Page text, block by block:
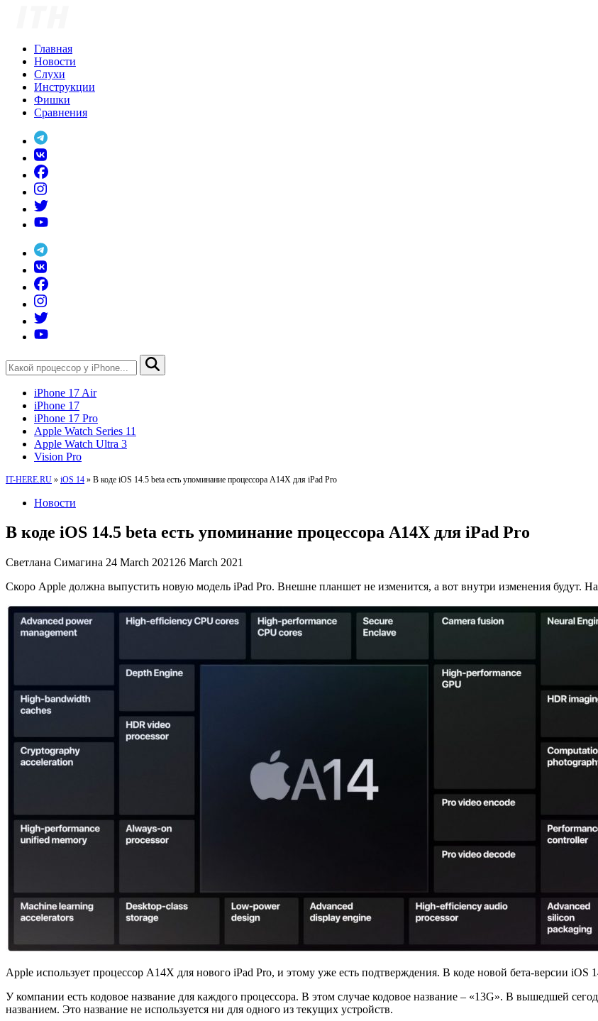
Главная
Новости
Слухи
Инструкции
Фишки
Сравнения
iPhone 17 Air
iPhone 17
iPhone 17 Pro
Apple Watch Series 11
Apple Watch Ultra 3
Vision Pro
IT-HERE.RU » iOS 14 » В коде iOS 14.5 beta есть упоминание процессора A14X для iPad Pro
Новости
В коде iOS 14.5 beta есть упоминание процессора A14X для iPad Pro
Светлана Симагина 24 March 2021 26 March 2021
Скоро Apple должна выпустить новую модель iPad Pro. Внешне планшет не изменится, а вот внутри изменения будут.
Apple использует процессор A14X для нового iPad Pro, и этому уже есть подтверждения. В коде новой бета-версии
У компании есть кодовое название для каждого процессора. В этом случае кодовое название – «13G». В вышедшей
названием. Это название не используется ни для одного из текущих устройств.